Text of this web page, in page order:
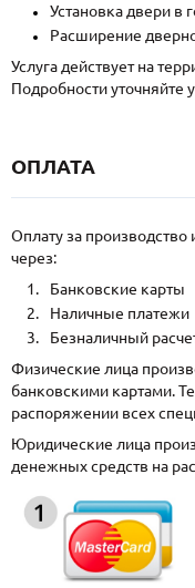
Установка двери в
Расширение
Услуга действует на
Подробности уточняйте
ОПЛАТА
Оплату за
через:
Банковские карты
Наличные платежи
Безналичный
Физические лица
банковскими картами.
распоряжении всех
Юридические лица
денежных средств на